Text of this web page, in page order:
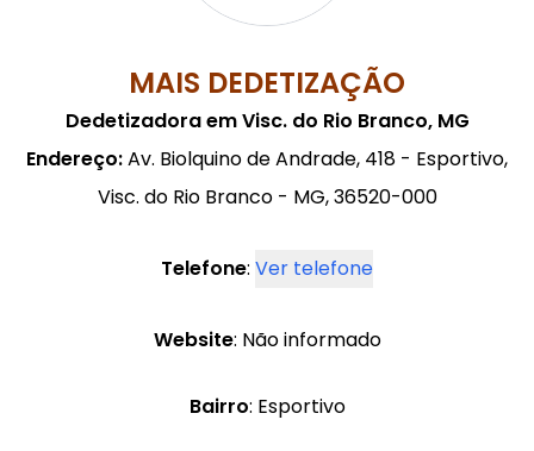
MAIS DEDETIZAÇÃO
Dedetizadora em Visc. do Rio Branco, MG
Endereço:Av. Biolquino de Andrade, 418 - Esportivo,
Visc. do Rio Branco - MG, 36520-000
Telefone: Ver telefone
Website: Não informado
Bairro: Esportivo